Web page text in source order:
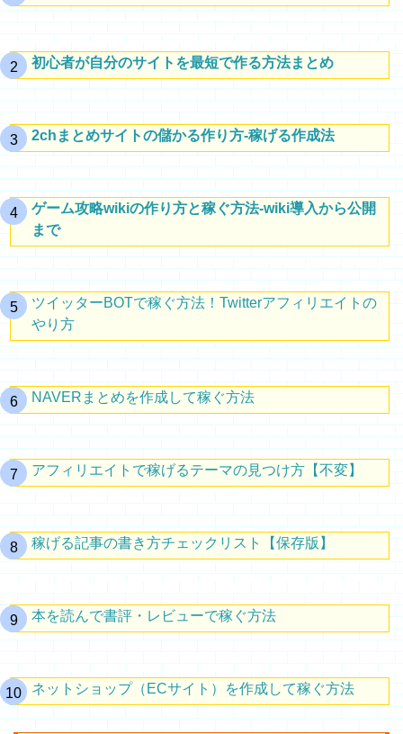
初心者が自分のサイトを最短で作る方法まとめ
2chまとめサイトの儲かる作り方-稼げる作成法
ゲーム攻略wikiの作り方と稼ぐ方法-wiki導入から公開
まで
ツイッターBOTで稼ぐ方法！Twitterアフィリエイトの
やり方
NAVERまとめを作成して稼ぐ方法
アフィリエイトで稼げるテーマの見つけ方【不変】
稼げる記事の書き方チェックリスト【保存版】
本を読んで書評・レビューで稼ぐ方法
ネットショップ（ECサイト）を作成して稼ぐ方法